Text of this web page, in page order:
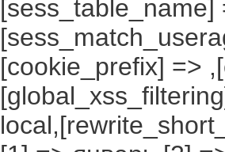
[cookie_prefix] =>